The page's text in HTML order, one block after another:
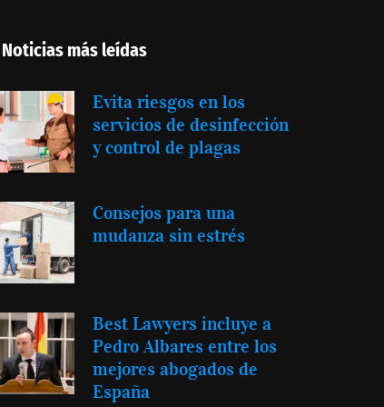
Noticias más leídas
Evita riesgos en los
servicios de desinfección
y control de plagas
Consejos para una
mudanza sin estrés
Best Lawyers incluye a
Pedro Albares entre los
mejores abogados de
España